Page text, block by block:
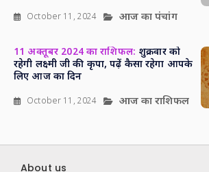
October 11, 2024 आज का पंचांग
11 अक्तूबर 2024 का राशिफल: शुक्रवार को
रहेगी लक्ष्मी जी की कृपा, पढ़ें कैसा रहेगा आपके
लिए आज का दिन
October 11, 2024 आज का राशिफल
About us